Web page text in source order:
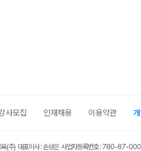
사모집 인재채용 이용약관
육(주) 대표이사 : 손성은 사업자등록번호 : 780-87-